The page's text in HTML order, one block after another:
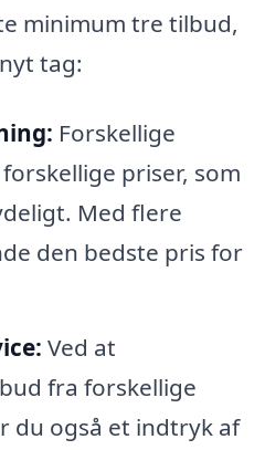
minimum tre tilbud,
tag:
Forskellige
priser, som
Med flere
den bedste pris for
Ved at
fra forskellige
du også et indtryk af